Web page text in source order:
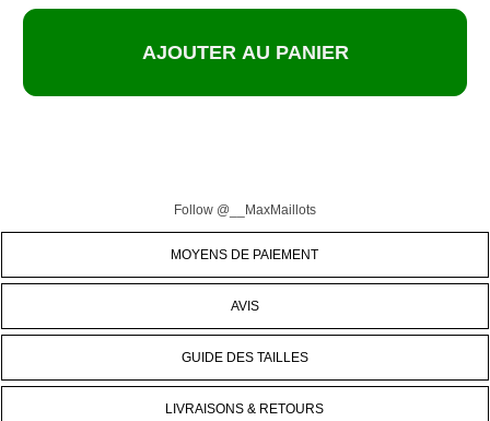
Follow @__MaxMaillots
MOYENS DE PAIEMENT
AVIS
GUIDE DES TAILLES
LIVRAISONS & RETOURS